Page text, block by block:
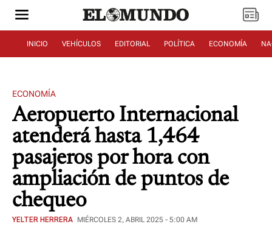
INICIO VEHÍCULOS EDITORIAL POLÍTICA ECONOMÍA
ECONOMÍA
Aeropuerto Internacional
atenderá hasta 1,464
pasajeros por hora con
ampliación de puntos de
chequeo
YELTER HERRERA MIÉRCOLES 2, ABRIL 2025 - 5:00 AM